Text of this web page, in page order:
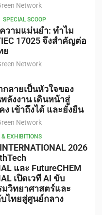
Network
SPECIAL SCOOP
วามแม่นยำ: ทำไม
17025 จึงสำคัญต่อ
ย
Network
ลายเป็นหัวใจของ
ลังงาน เดินหน้าสู่
เข้าถึงได้ และยั่งยืน
Network
EXHIBITIONS
2026
และ FutureCHEM
เปิดเวที AI ขับ
วิทยาศาสตร์และ
ไทยสู่ศูนย์กลาง